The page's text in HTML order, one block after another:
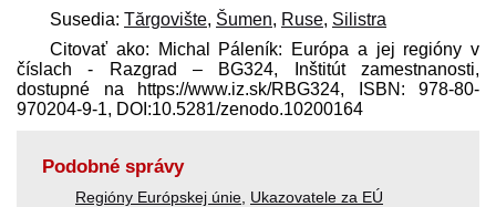
Susedia: Tărgovište, Šumen, Ruse, Silistra
Citovať ako: Michal Páleník: Európa a jej regióny v
číslach - Razgrad – BG324, Inštitút zamestnanosti,
dostupné na https://www.iz.sk/​RBG324, ISBN: 978-80-
970204-9-1, DOI:10.5281/zenodo.10200164
Podobné správy
Regióny Európskej únie Ukazovatele za EÚ